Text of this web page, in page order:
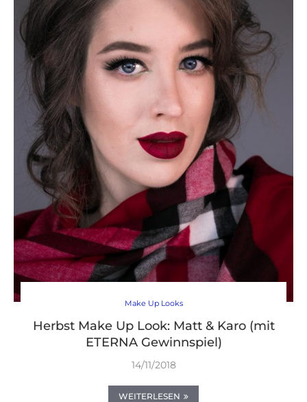
Make Up Looks
Herbst Make Up Look: Matt & Karo (mit
ETERNA Gewinnspiel)
14/11/2018
WEITERLESEN